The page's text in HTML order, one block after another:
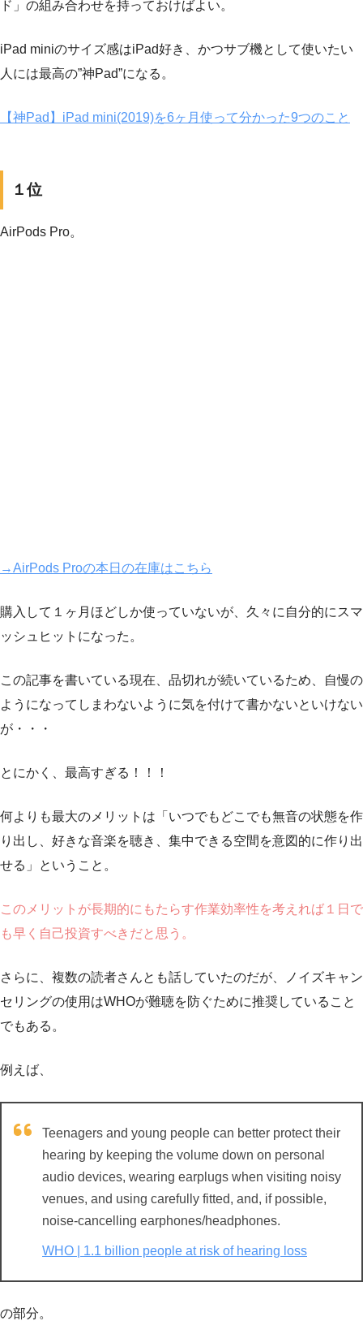
ド」の組み合わせを持っておけばよい。
iPad miniのサイズ感はiPad好き、かつサブ機として使いたい
人には最高の”神Pad”になる。
【神Pad】iPad mini(2019)を6ヶ月使って分かった9つのこと
１位
AirPods Pro。
→AirPods Proの本日の在庫はこちら
購入して１ヶ月ほどしか使っていないが、久々に自分的にスマ
ッシュヒットになった。
この記事を書いている現在、品切れが続いているため、自慢の
ようになってしまわないように気を付けて書かないといけない
が・・・
とにかく、最高すぎる！！！
何よりも最大のメリットは「いつでもどこでも無音の状態を作
り出し、好きな音楽を聴き、集中できる空間を意図的に作り出
せる」ということ。
このメリットが長期的にもたらす作業効率性を考えれば１日で
も早く自己投資すべきだと思う。
さらに、複数の読者さんとも話していたのだが、ノイズキャン
セリングの使用はWHOが難聴を防ぐために推奨していること
でもある。
例えば、
Teenagers and young people can better protect their
hearing by keeping the volume down on personal
audio devices, wearing earplugs when visiting noisy
venues, and using carefully fitted, and, if possible,
noise-cancelling earphones/headphones.
WHO | 1.1 billion people at risk of hearing loss
の部分。